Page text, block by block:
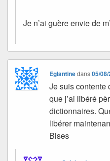
Je n’ai guère envie de
Eglantinedans05/
Je suis contente
que j’ai libéré
dictionnaires.
libérer
Bises